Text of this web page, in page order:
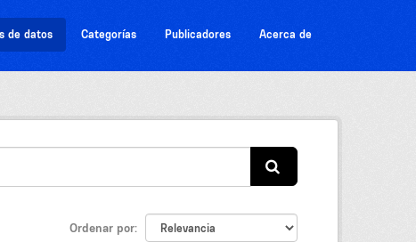
de datos Categorías Publicadores Acerca de
Ordenar por